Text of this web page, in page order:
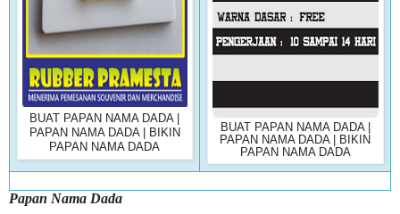
BUAT PAPAN NAMA DADA |
PAPAN NAMA DADA | BIKIN
PAPAN NAMA DADA
BUAT PAPAN NAMA DADA |
PAPAN NAMA DADA | BIKIN
PAPAN NAMA DADA
Papan Nama Dada